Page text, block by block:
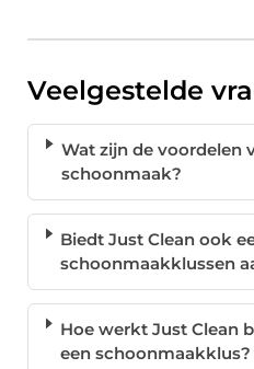
Veelgestelde
Wat zijn de voordelen
schoonmaak?
Biedt Just Clean ook
schoonmaakklussen
Hoe werkt Just Clean
een schoonmaakklus?